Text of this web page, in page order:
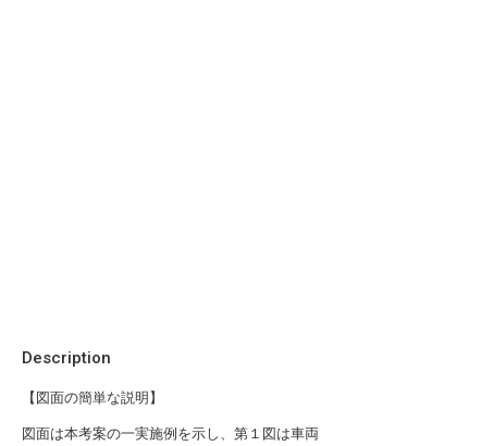
Description
【図面の簡単な説明】
図面は本考案の一実施例を示し、第１図は車両